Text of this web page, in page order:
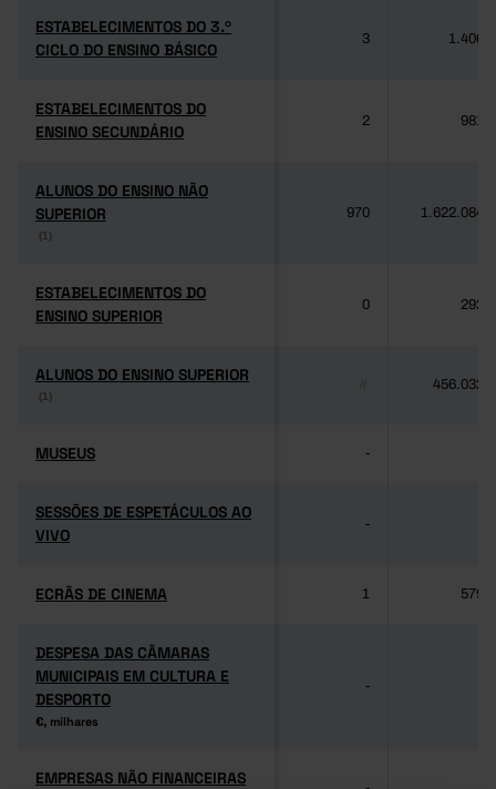
ESTABELECIMENTOS DO 3.º
CICLO DO ENSINO BÁSICO
ESTABELECIMENTOS DO 3.º
CICLO DO ENSINO BÁSICO
3 1.406
ESTABELECIMENTOS DO
ENSINO SECUNDÁRIO
ESTABELECIMENTOS DO
ENSINO SECUNDÁRIO
2 981
ALUNOS DO ENSINO NÃO
SUPERIOR
(1)
ALUNOS DO ENSINO NÃO
SUPERIOR
(1)
970 1.622.084
ESTABELECIMENTOS DO
ENSINO SUPERIOR
ESTABELECIMENTOS DO
ENSINO SUPERIOR
0 292
ALUNOS DO ENSINO SUPERIOR
(1)
ALUNOS DO ENSINO SUPERIOR
(1)
456.032
MUSEUS
MUSEUS -
SESSÕES DE ESPETÁCULOS AO
VIVO
SESSÕES DE ESPETÁCULOS AO
VIVO
-
ECRÃS DE CINEMA
ECRÃS DE CINEMA 1 579
DESPESA DAS CÂMARAS
MUNICIPAIS EM CULTURA E
DESPORTO
€, milhares
DESPESA DAS CÂMARAS
MUNICIPAIS EM CULTURA E
DESPORTO
€, milhares
-
EMPRESAS NÃO FINANCEIRAS
EMPRESAS NÃO FINANCEIRAS